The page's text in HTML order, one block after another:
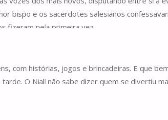
bispo e os sacerdotes salesianos
fizeram pela primeira vez.
com histórias, jogos e brincadeiras. E que
O Niall não sabe dizer quem se divertiu